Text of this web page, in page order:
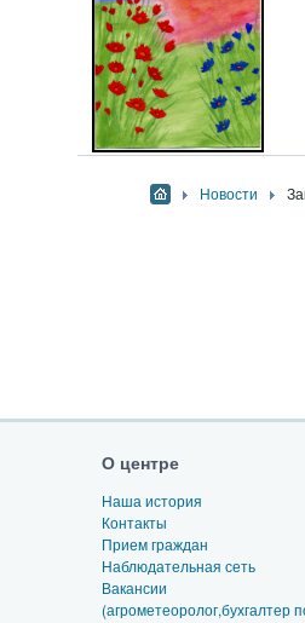
Новости
О центре
Наша история
Контакты
Прием граждан
Наблюдательная сеть
Вакансии
(агрометеоролог,бухгалтер